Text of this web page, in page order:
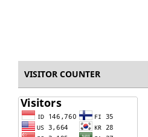
VISITOR COUNTER